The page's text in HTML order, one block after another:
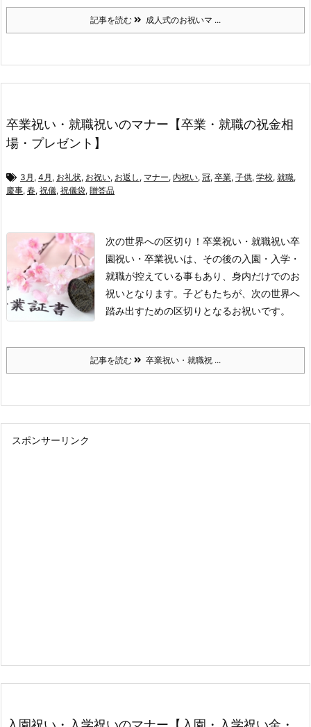
記事を読む 成人式のお祝いマ ...
卒業祝い・就職祝いのマナー【卒業・就職の祝金相
場・プレゼント】
3月 , 4月 , お礼状, お祝い, お返し , マナー, 内祝い, 冠, 卒業, 子供, 学校, 就職,
慶事, 春, 祝儀, 祝儀袋, 贈答品
次の世界への区切り！卒業祝い・就職祝い卒
園祝い・卒業祝いは、 その後の入園・入学・
就職が控えている事もあり、身内だけでのお
祝いとなります。 子どもたちが、次の世界へ
踏み出すための区切りとなるお祝いです。
記事を読む 卒業祝い・就職祝 ...
スポンサーリンク